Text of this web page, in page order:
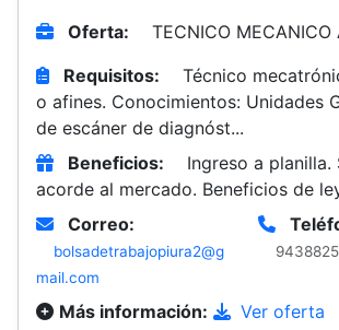
Oferta:
TECNICO MECANICO
Requisitos:
Técnico
o afines. Conocimientos: Unidades
de escáner de diagnóst...
Beneficios:
Ingreso a planilla.
acorde al mercado. Beneficios de
Correo:
bolsadetrabajopiura2@g
mail.com
Más información: Ver oferta